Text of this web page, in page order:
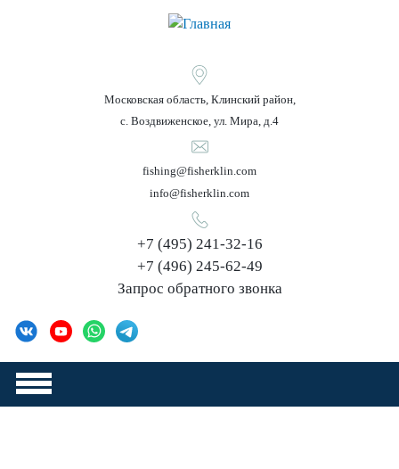
Московская область, Клинский район,
с. Воздвиженское, ул. Мира, д.4
fishing@fisherklin.com
info@fisherklin.com
+7 (495) 241-32-16
+7 (496) 245-62-49
Запрос обратного звонка